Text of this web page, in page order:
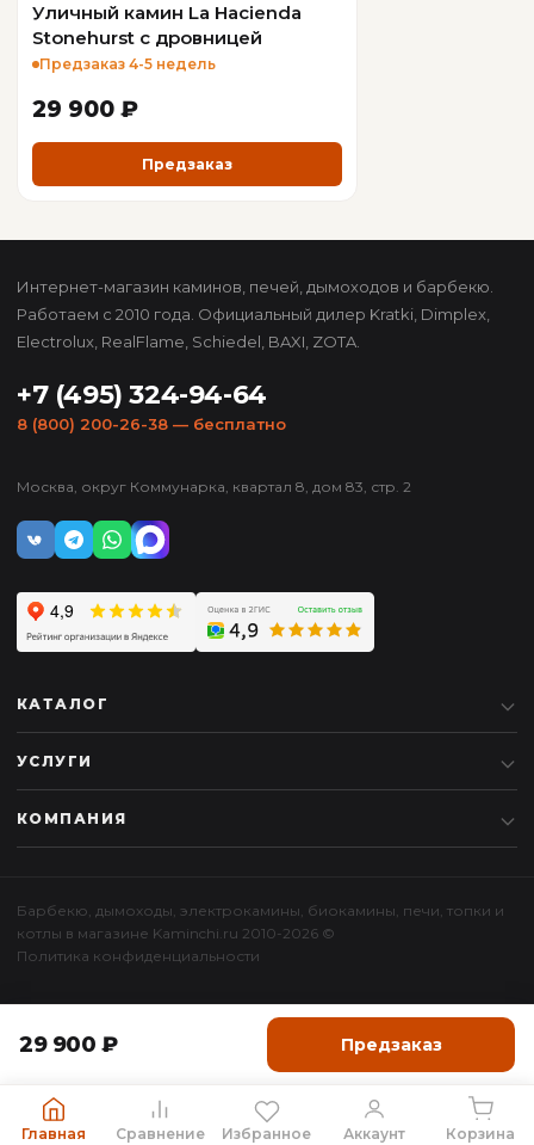
Главная Сравнение Избранное Аккаунт Корзина
29 900 ₽ Предзаказ
Уличный камин La Hacienda
Stonehurst с дровницей
Предзаказ 4-5 недель
29 900 ₽
Предзаказ
Интернет-магазин каминов, печей, дымоходов и барбекю.
Работаем с 2010 года. Официальный дилер Kratki, Dimplex,
Electrolux, RealFlame, Schiedel, BAXI, ZOTA.
+7 (495) 324-94-64
8 (800) 200-26-38 — бесплатно
Москва, округ Коммунарка, квартал 8, дом 83, стр. 2
КАТАЛОГ
УСЛУГИ
КОМПАНИЯ
Барбекю, дымоходы, электрокамины, биокамины, печи, топки и
котлы в магазине Kaminchi.ru 2010-2026 ©
Политика конфиденциальности